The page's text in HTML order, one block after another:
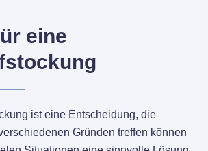
eine
ist eine Entscheidung, die
Gründen treffen können